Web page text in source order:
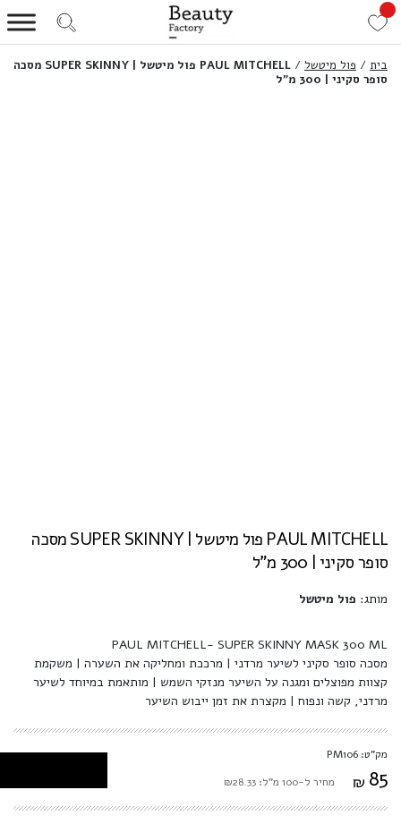
בית / פול מיטשל /
PAUL MITCHELL פול מיטשל | SUPER SKINNY מסכה
סופר סקיני | 300 מ”ל
PAUL MITCHELL פול מיטשל | SUPER SKINNY מסכה
סופר סקיני | 300 מ"ל
מותג: פול מיטשל
PAUL MITCHELL- SUPER SKINNY MASK 300 ML
מסכה סופר סקיני לשיער מרדני | מרככת ומחליקה את השערה | משקמת
קצוות מפוצלים ומגנה על השיער מנזקי השמש | מותאמת במיוחד לשיער
מרדני, קשה ונפוח | מקצרת את זמן ייבוש השיער
מק"ט: PM106
₪ 85 מחיר ל-100 מ"ל: ₪28.33